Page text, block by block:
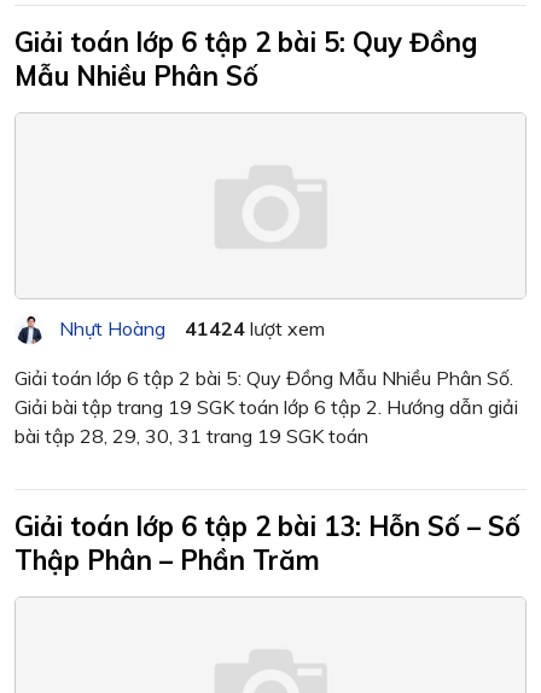
Giải toán lớp 6 tập 2 bài 5: Quy Đồng
Mẫu Nhiều Phân Số
Nhựt Hoàng 41424 lượt xem
Giải toán lớp 6 tập 2 bài 5: Quy Đồng Mẫu Nhiều Phân Số.
Giải bài tập trang 19 SGK toán lớp 6 tập 2. Hướng dẫn giải
bài tập 28, 29, 30, 31 trang 19 SGK toán
Giải toán lớp 6 tập 2 bài 13: Hỗn Số – Số
Thập Phân – Phần Trăm